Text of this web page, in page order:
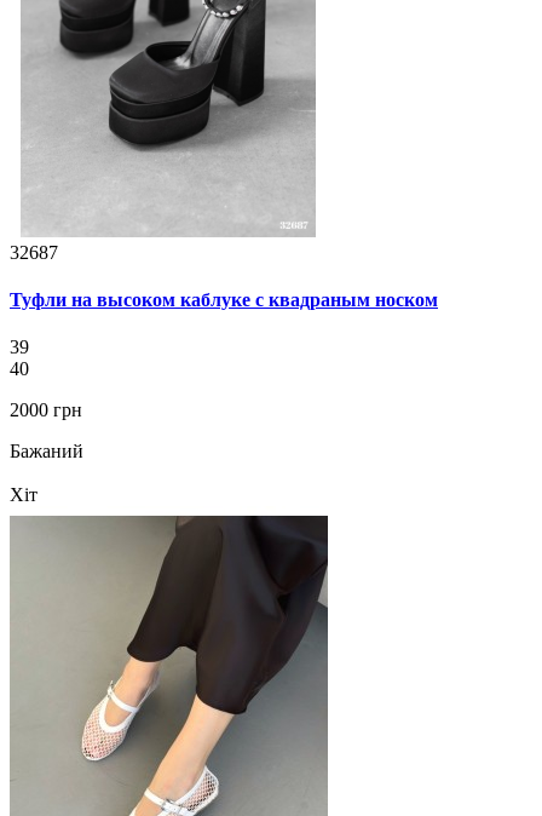
32687
Туфли на высоком каблуке с квадраным носком
39
40
2000 грн
Бажаний
Хіт